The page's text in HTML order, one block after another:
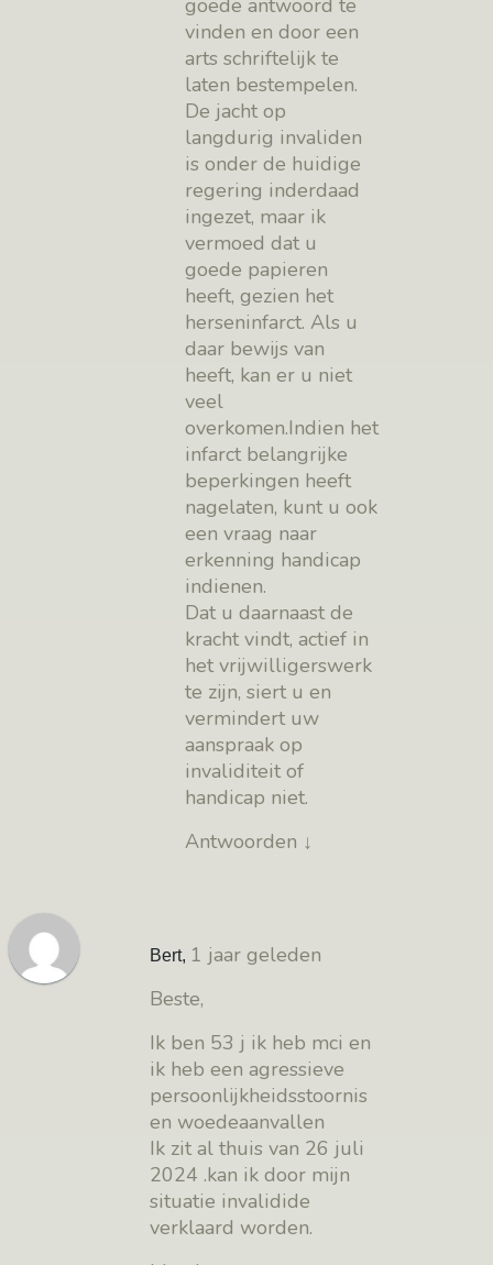
vinden en door een
arts schriftelijk te
laten bestempelen.
De jacht op
langdurig invaliden
is onder de huidige
regering inderdaad
ingezet, maar ik
vermoed dat u
goede papieren
heeft, gezien het
herseninfarct. Als u
daar bewijs van
heeft, kan er u niet
veel
overkomen.Indien het
infarct belangrijke
beperkingen heeft
nagelaten, kunt u ook
een vraag naar
erkenning handicap
indienen.
Dat u daarnaast de
kracht vindt, actief in
het vrijwilligerswerk
te zijn, siert u en
vermindert uw
aanspraak op
invaliditeit of
handicap niet.
Antwoorden ↓
Bert, 1 jaar geleden
Beste,
Ik ben 53 j ik heb mci en
ik heb een agressieve
persoonlijkheidsstoornis
en woedeaanvallen
Ik zit al thuis van 26 juli
2024 .kan ik door mijn
situatie invalidide
verklaard worden.